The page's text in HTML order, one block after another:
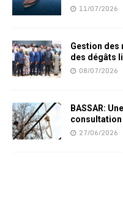
11/07/2026
Gestion des
des dégâts
08/07/2026
BASSAR:
consultation
27/06/2026